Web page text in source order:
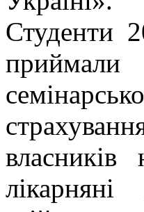
Студенти
власників